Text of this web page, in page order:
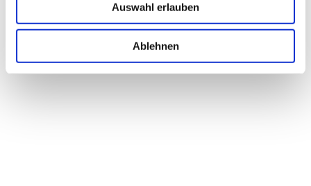
Auswahl erlauben
Ablehnen